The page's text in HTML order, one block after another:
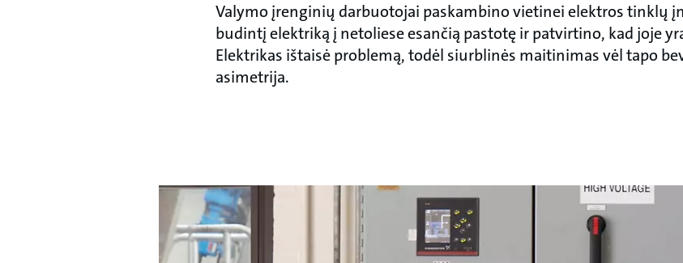
Valymo įrenginių darbuotojai paskambino vietinei elektros tinklų
budintį elektriką į netoliese esančią pastotę ir patvirtino, kad joje
Elektrikas ištaisė problemą, todėl siurblinės maitinimas vėl tapo
asimetrija.